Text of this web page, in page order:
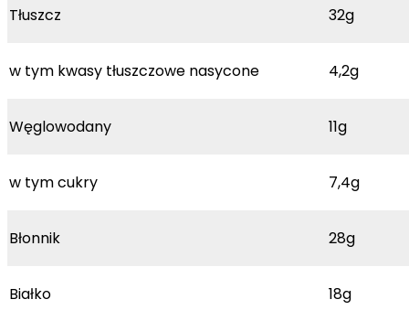
Tłuszcz 32g
w tym kwasy tłuszczowe nasycone 4,2g
Węglowodany 11g
w tym cukry 7,4g
Błonnik 28g
Białko 18g